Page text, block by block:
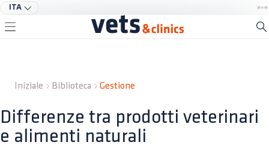
ITA
Iniziale Biblioteca Gestione
Differenze tra prodotti veterinari
e alimenti naturali